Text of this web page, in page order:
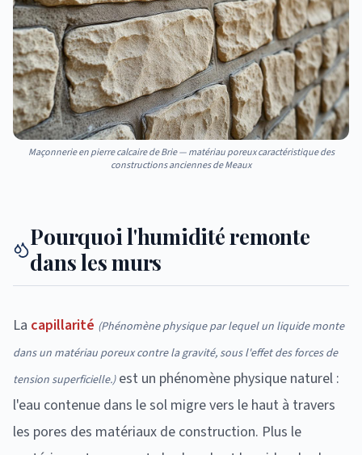
Maçonnerie en pierre calcaire de Brie — matériau poreux caractéristique des
constructions anciennes de Meaux
Pourquoi l'humidité remonte
dans les murs
La capillarité (Phénomène physique par lequel un liquide monte
dans un matériau poreux contre la gravité, sous l'effet des forces de
tension superficielle.)est un phénomène physique naturel :
l'eau contenue dans le sol migre vers le haut à travers
les pores des matériaux de construction. Plus le